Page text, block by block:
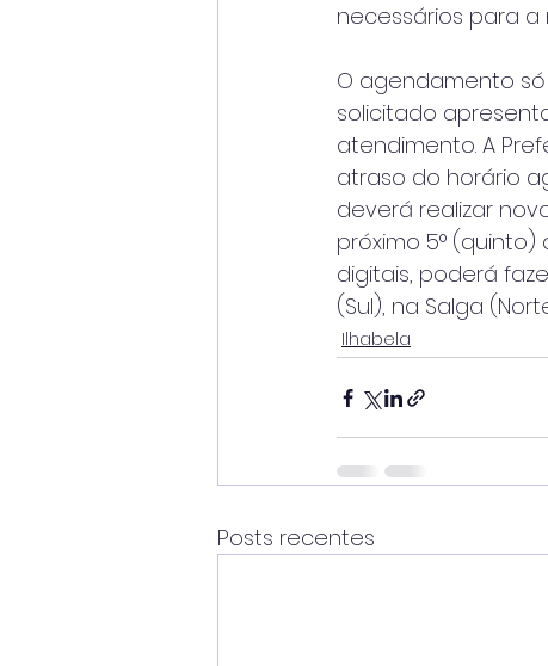
necessários para
O agendamento
solicitado
atendimento. A
atraso do horário
deverá realizar
próximo 5°
digitais, poderá
(Sul), na Salga
Ilhabela
Posts recentes